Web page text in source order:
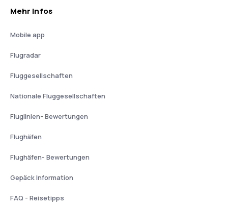
Mehr Infos
Mobile app
Flugradar
Fluggesellschaften
Nationale Fluggesellschaften
Fluglinien- Bewertungen
Flughäfen
Flughäfen- Bewertungen
Gepäck Information
FAQ - Reisetipps